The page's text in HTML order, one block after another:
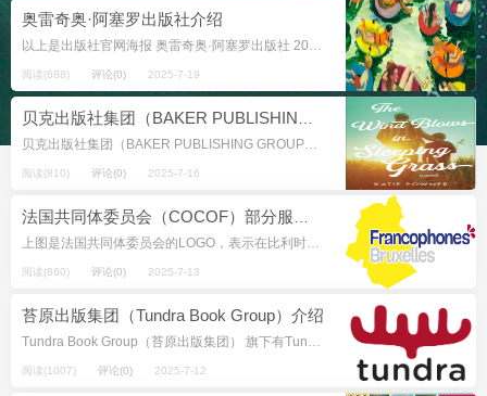
奥雷奇奥·阿塞罗出版社介绍
以上是出版社官网海报 奥雷奇奥·阿塞罗出版社 2017年度BOP最佳儿童出版商奖得主 这家意大利的出版社成立于2001年12月，由Fausta Orecch...
阅读(688) 评论(0) 2025-7-19
贝克出版社集团（BAKER PUBLISHING GROUP） 贝克出版集团出版代表历史基督教的高质量著作，服务于福音派读者的不同兴趣和关注点。 C. H. 贝克出版社（C.H. Beck Verlag）由Car...
阅读(810) 评论(0) 2025-7-16
上图是法国共同体委员会的LOGO，表示在比利时的法语区 法国共同体委员会（Commission communautaire française，COCOF） 为布鲁塞尔人民服务的法语机构 批...
阅读(860) 评论(0) 2025-7-13
苔原出版集团（Tundra Book Group）介绍
Tundra Book Group（苔原出版集团） 旗下有Tundra Books（苔原出版社）、Swift Water Books（激流出版社）、Puffin Canada（加拿大海雀）、Penguin Teen C...
阅读(1007) 评论(0) 2025-7-12